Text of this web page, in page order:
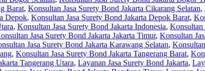
Barat, Konsultan Jasa Surety Bond Jakarta Cikarang Selatan,
Depok, Konsultan Jasa Surety Bond Jakarta Depok Barat,
, Konsultan Jasa Surety Bond Jakarta Indonesia, Konsultan
Jasa Surety Bond Jakarta Jakarta Timur, Konsultan
Jasa Surety Bond Jakarta Karawang Selatan,
, Konsultan Jasa Surety Bond Jakarta Tangerang Barat,
Tangerang Utara, Layanan Jasa Surety Bond Jakarta,